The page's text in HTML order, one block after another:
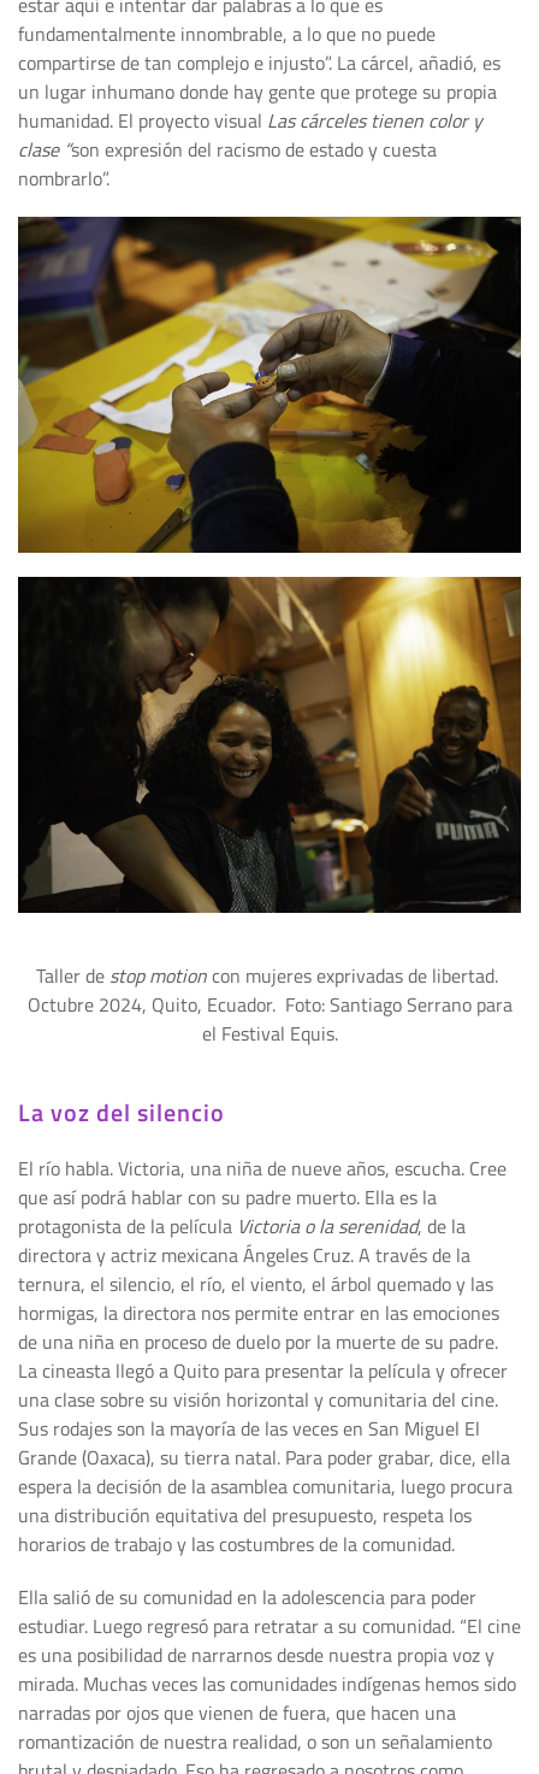
fundamentalmente innombrable, a lo que no puede
compartirse de tan complejo e injusto”. La cárcel, añadió, es
un lugar inhumano donde hay gente que protege su propia
humanidad. El proyecto visual Las cárceles tienen color y
clase “son expresión del racismo de estado y cuesta
nombrarlo”.
Taller de stop motioncon mujeres exprivadas de libertad.
Octubre 2024, Quito, Ecuador. Foto: Santiago Serrano para
el Festival Equis.
La voz del silencio
El río habla. Victoria, una niña de nueve años, escucha. Cree
que así podrá hablar con su padre muerto. Ella es la
protagonista de la película Victoria o la serenidad, de la
directora y actriz mexicana Ángeles Cruz. A través de la
ternura, el silencio, el río, el viento, el árbol quemado y las
hormigas, la directora nos permite entrar en las emociones
de una niña en proceso de duelo por la muerte de su padre.
La cineasta llegó a Quito para presentar la película y ofrecer
una clase sobre su visión horizontal y comunitaria del cine.
Sus rodajes son la mayoría de las veces en San Miguel El
Grande (Oaxaca), su tierra natal. Para poder grabar, dice, ella
espera la decisión de la asamblea comunitaria, luego procura
una distribución equitativa del presupuesto, respeta los
horarios de trabajo y las costumbres de la comunidad.
Ella salió de su comunidad en la adolescencia para poder
estudiar. Luego regresó para retratar a su comunidad. “El cine
es una posibilidad de narrarnos desde nuestra propia voz y
mirada. Muchas veces las comunidades indígenas hemos sido
narradas por ojos que vienen de fuera, que hacen una
romantización de nuestra realidad, o son un señalamiento